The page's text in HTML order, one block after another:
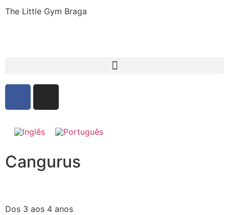
The Little Gym Braga
Cangurus
Dos 3 aos 4 anos